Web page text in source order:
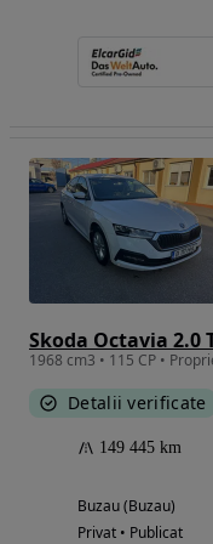
Skoda Octavia 2.0
Detalii verificate
149 445 km
Buzau (Buzau)
Privat • Publicat